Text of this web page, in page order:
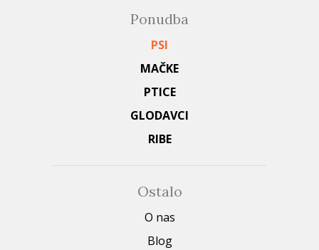
Ponudba
PSI
MAČKE
PTICE
GLODAVCI
RIBE
Ostalo
O nas
Blog